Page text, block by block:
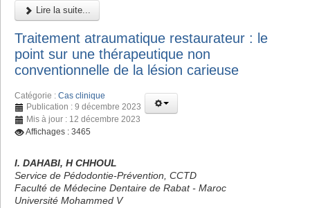
Lire la suite...
Traitement atraumatique restaurateur : le
point sur une thérapeutique non
conventionnelle de la lésion carieuse
Catégorie : Cas clinique
Publication : 9 décembre 2023
Mis à jour : 12 décembre 2023
Affichages : 3465
I. DAHABI, H CHHOUL
Service de Pédodontie-Prévention, CCTD
Faculté de Médecine Dentaire de Rabat - Maroc
Université Mohammed V